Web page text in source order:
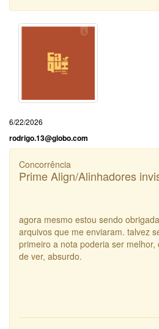
6/22/2026
rodrigo.13@globo.com
Concorrência
Prime Align/Alinhadores
agora mesmo estou sendo
arquivos que me enviaram. talvez
primeiro a nota poderia ser
de ver, absurdo.